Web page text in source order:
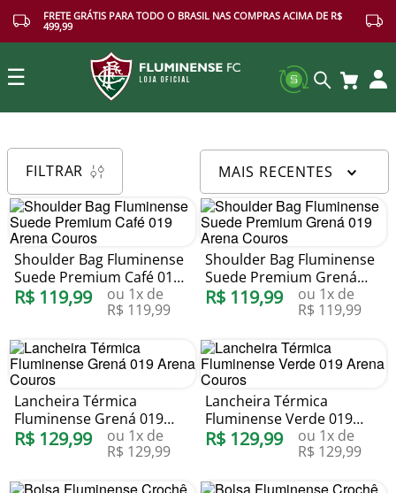
FRETE GRÁTIS PARA TODO O BRASIL NAS COMPRAS ACIMA DE R$
499,99
☰
FILTRAR MAIS RECENTES
Shoulder Bag Fluminense
Suede Premium Café 019
Arena Couros
R$ 119,99 ou 1x de
R$ 119,99
Shoulder Bag Fluminense
Suede Premium Grená
019 Arena Couros
R$ 119,99 ou 1x de
R$ 119,99
Lancheira Térmica
Fluminense Grená 019
Arena Couros
R$ 129,99 ou 1x de
R$ 129,99
Lancheira Térmica
Fluminense Verde 019
Arena Couros
R$ 129,99 ou 1x de
R$ 129,99